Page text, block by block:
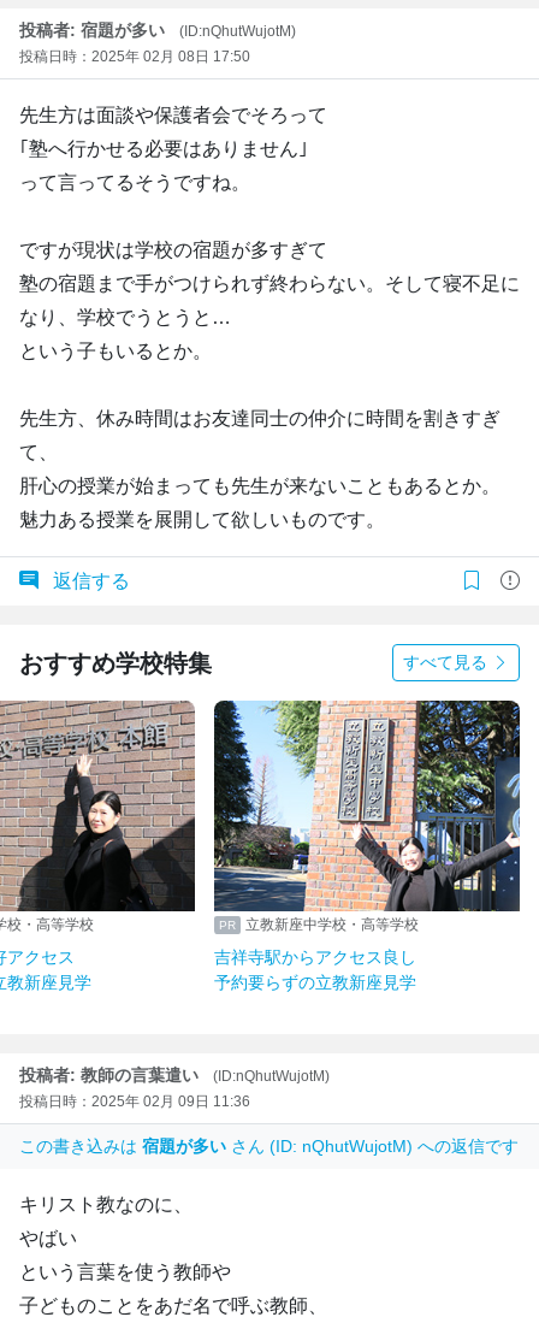
投稿者: 宿題が多い
(ID:nQhutWujotM)
投稿日時：2025年 02月 08日 17:50
先生方は面談や保護者会でそろって
｢塾へ行かせる必要はありません｣
って言ってるそうですね。
ですが現状は学校の宿題が多すぎて
塾の宿題まで手がつけられず終わらない。そして寝不足に
なり、学校でうとうと…
という子もいるとか。
先生方、休み時間はお友達同士の仲介に時間を割きすぎ
て、
肝心の授業が始まっても先生が来ないこともあるとか。
魅力ある授業を展開して欲しいものです。
返信する
おすすめ学校特集 すべて見る
校・高等学校
アクセス
教新座見学
立教新座中学校・高等学校
吉祥寺駅からアクセス良し
予約要らずの立教新座見学
投稿者: 教師の言葉遣い
(ID:nQhutWujotM)
投稿日時：2025年 02月 09日 11:36
この書き込みは 宿題が多い さん (ID: nQhutWujotM) への返信です
キリスト教なのに、
やばい
という言葉を使う教師や
子どものことをあだ名で呼ぶ教師、